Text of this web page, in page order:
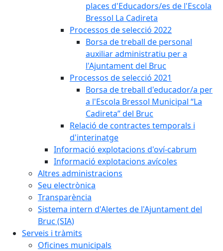
places d'Educadors/es de l'Escola
Bressol La Cadireta
Processos de selecció 2022
Borsa de treball de personal
auxiliar administratiu per a
l'Ajuntament del Bruc
Processos de selecció 2021
Borsa de treball d'educador/a per
a l'Escola Bressol Municipal “La
Cadireta” del Bruc
Relació de contractes temporals i
d'interinatge
Informació explotacions d'oví-cabrum
Informació explotacions avícoles
Altres administracions
Seu electrònica
Transparència
Sistema intern d'Alertes de l'Ajuntament del
Bruc (SIA)
Serveis i tràmits
Oficines municipals